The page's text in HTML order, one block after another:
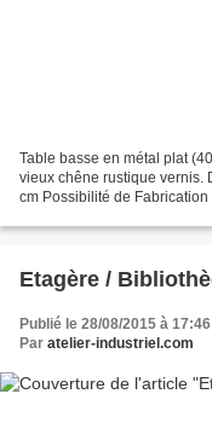
Table basse en métal plat
vieux chêne rustique vernis.
cm Possibilité de Fabrication
Etagère /
Publié le 28/08/2015 à 17:46
Par atelier-industriel.com